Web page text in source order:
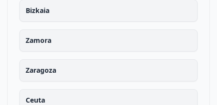
Bizkaia
Zamora
Zaragoza
Ceuta